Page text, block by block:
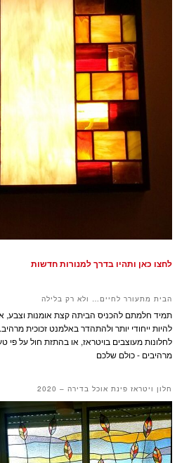
לחצו כאן ותהיו בדרך למנורות חדשות
הבית מתעורר לחיים… ולא רק בלילה
תמיד חלמתם להכניס הביתה קצת אומנות וצבע,
להיות ייחודי יותר ולהתהדר באלמנט זכוכית
לחלונות מעוצבים בויטראז, או בהתזת חול על פי
מרהיבים - כולם שלכם
חלון ויטראז פינת אוכל בדירה – 2020